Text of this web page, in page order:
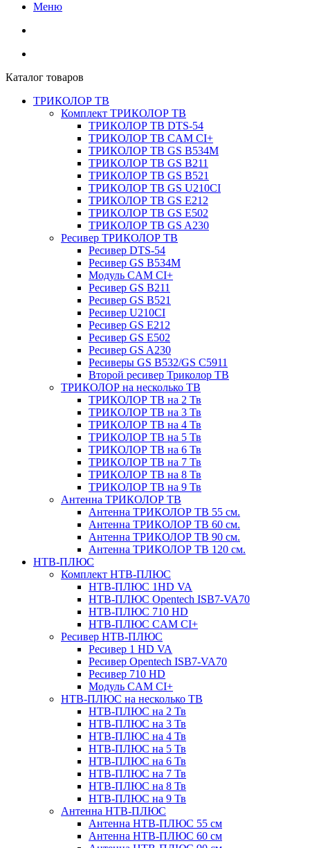
Меню
Каталог товаров
ТРИКОЛОР ТВ
Комплект ТРИКОЛОР ТВ
ТРИКОЛОР ТВ DTS-54
ТРИКОЛОР ТВ CAM CI+
ТРИКОЛОР ТВ GS B534M
ТРИКОЛОР ТВ GS B211
ТРИКОЛОР ТВ GS B521
ТРИКОЛОР ТВ GS U210CI
ТРИКОЛОР ТВ GS E212
ТРИКОЛОР ТВ GS E502
ТРИКОЛОР ТВ GS A230
Ресивер ТРИКОЛОР ТВ
Ресивер DTS-54
Ресивер GS B534M
Модуль CAM CI+
Ресивер GS B211
Ресивер GS B521
Ресивер U210CI
Ресивер GS E212
Ресивер GS E502
Ресивер GS A230
Ресиверы GS B532/GS C5911
Второй ресивер Триколор ТВ
ТРИКОЛОР на несколько ТВ
ТРИКОЛОР ТВ на 2 Тв
ТРИКОЛОР ТВ на 3 Тв
ТРИКОЛОР ТВ на 4 Тв
ТРИКОЛОР ТВ на 5 Тв
ТРИКОЛОР ТВ на 6 Тв
ТРИКОЛОР ТВ на 7 Тв
ТРИКОЛОР ТВ на 8 Тв
ТРИКОЛОР ТВ на 9 Тв
Антенна ТРИКОЛОР ТВ
Антенна ТРИКОЛОР ТВ 55 см.
Антенна ТРИКОЛОР ТВ 60 см.
Антенна ТРИКОЛОР ТВ 90 см.
Антенна ТРИКОЛОР ТВ 120 см.
НТВ-ПЛЮС
Комплект НТВ-ПЛЮС
НТВ-ПЛЮС 1HD VA
НТВ-ПЛЮС Opentech ISB7-VA70
НТВ-ПЛЮС 710 HD
НТВ-ПЛЮС CAM CI+
Ресивер НТВ-ПЛЮС
Ресивер 1 HD VA
Ресивер Opentech ISB7-VA70
Ресивер 710 HD
Модуль CAM CI+
НТВ-ПЛЮС на несколько ТВ
НТВ-ПЛЮС на 2 Тв
НТВ-ПЛЮС на 3 Тв
НТВ-ПЛЮС на 4 Тв
НТВ-ПЛЮС на 5 Тв
НТВ-ПЛЮС на 6 Тв
НТВ-ПЛЮС на 7 Тв
НТВ-ПЛЮС на 8 Тв
НТВ-ПЛЮС на 9 Тв
Антенна НТВ-ПЛЮС
Антенна НТВ-ПЛЮС 55 см
Антенна НТВ-ПЛЮС 60 см